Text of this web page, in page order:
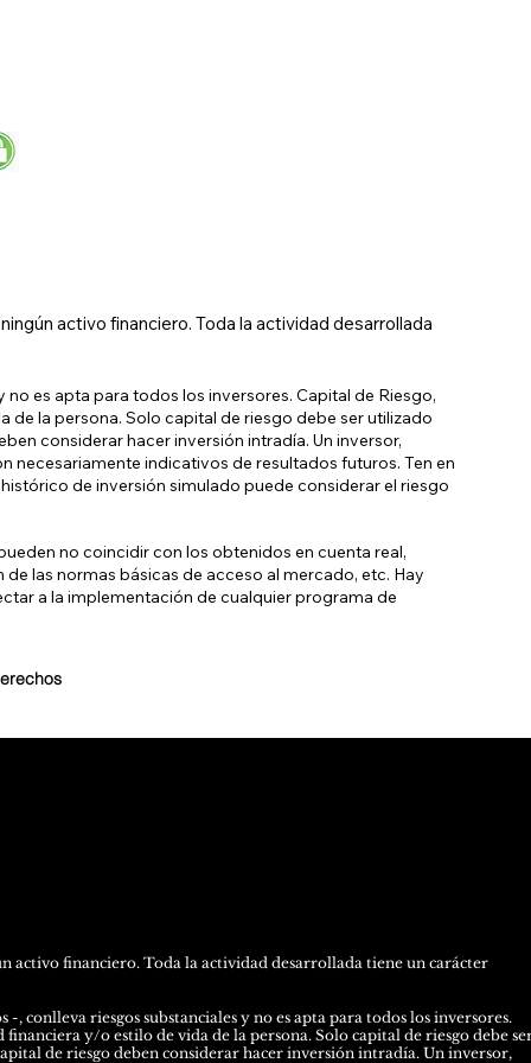
activo financiero. Toda la actividad desarrollada
es apta para todos los inversores. Capital de Riesgo,
de la persona. Solo capital de riesgo debe ser utilizado
considerar hacer inversión intradía. Un inversor,
necesariamente indicativos de resultados futuros. Ten en
de inversión simulado puede considerar el riesgo
no coincidir con los obtenidos en cuenta real,
las normas básicas de acceso al mercado, etc. Hay
a la implementación de cualquier programa de
activo financiero. Toda la actividad desarrollada tiene un carácter
conlleva riesgos substanciales y no es apta para todos los inversores.
y/o estilo de vida de la persona. Solo capital de riesgo debe
de riesgo deben considerar hacer inversión intradía. Un inversor,